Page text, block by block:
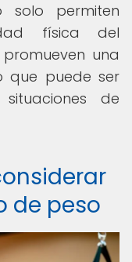
solo permiten
física del
una
que puede ser
de
de peso